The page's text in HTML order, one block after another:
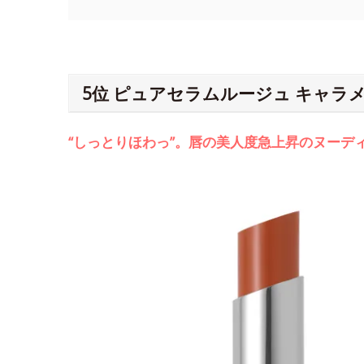
5位 ピュアセラムルージュ キャラ
“しっとりほわっ”。唇の美人度急上昇のヌーデ